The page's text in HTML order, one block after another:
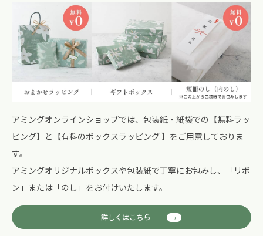
アミングオンラインショップでは、包装紙・紙袋での【無料ラッ
ピング】と【有料のボックスラッピング 】をご用意しておりま
す。
アミングオリジナルボックスや包装紙で丁寧にお包みし、「リボ
ン」または「のし」をお付けいたします。
詳しくはこちら